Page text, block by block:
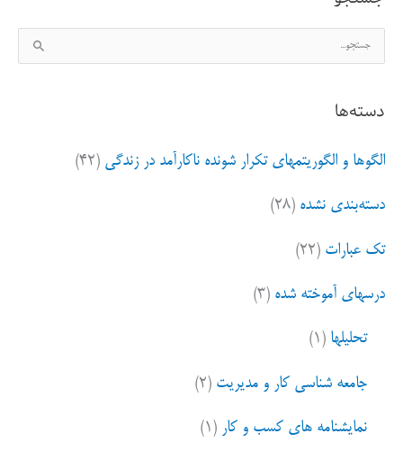
س
ج
ب
ا
دسته‌ها
الگوها و الگوریتمهای تکرار شونده ناکارآمد در زندگی (۴۲)
دسته‌بندی نشده (۲۸)
تک عبارات (۲۲)
درسهای آموخته شده (۳)
تحلیلها (۱)
جامعه شناسی کار و مدیریت (۲)
نمایشنامه های کسب و کار (۱)